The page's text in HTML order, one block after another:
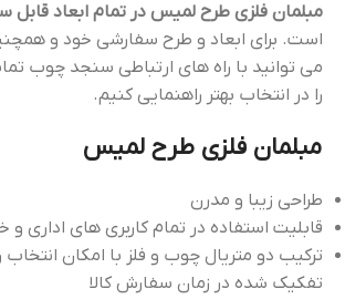
مبلمان فلزی طرح لمیس در تمام ابعاد
است. برای ابعاد و طرح سفارشی خود و
می توانید با راه های ارتباطی سنجد چوب
را در انتخاب بهتر راهنمایی کنیم.
مبلمان فلزی طرح لمیس
طراحی زیبا و مدرن
قابلیت استفاده در تمام کاربری های اداری و
ترکیب دو متریال چوب و فلز با امکان
تفکیک شده در زمان سفارش کالا